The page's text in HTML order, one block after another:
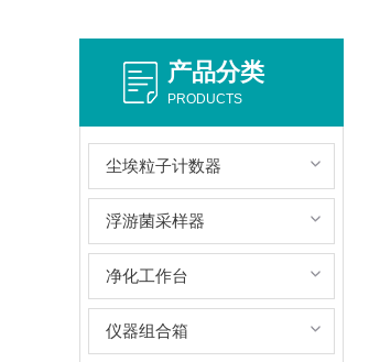
产品分类
PRODUCTS
尘埃粒子计数器
浮游菌采样器
净化工作台
仪器组合箱